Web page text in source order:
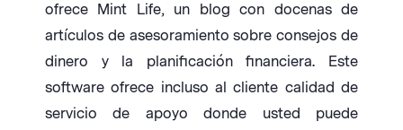
ofrece Mint Life, un blog con docenas de
artículos de asesoramiento sobre consejos de
dinero y la planificación financiera. Este
software ofrece incluso al cliente calidad de
servicio de apoyo donde usted puede